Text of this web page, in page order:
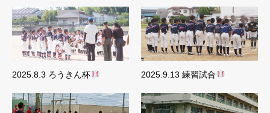
2025.8.3 ろうきん杯 2025.9.13 練習試合